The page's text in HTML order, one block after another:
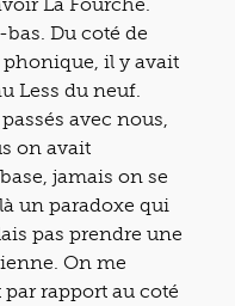
Du coté de
phonique, il y avait
Less du neuf.
avec nous,
on avait
jamais on se
un paradoxe qui
pas prendre une
On me
rapport au coté